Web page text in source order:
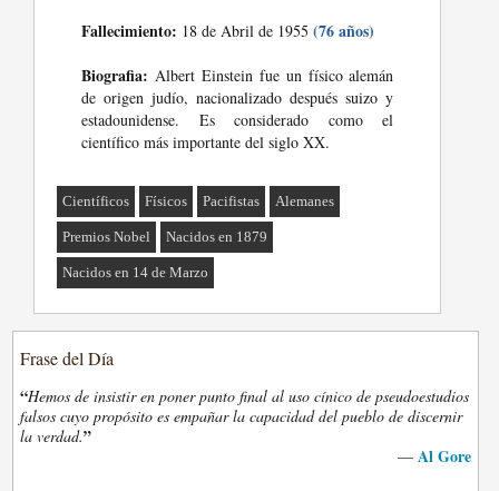
Fallecimiento: 18 de Abril de 1955(76 años)
Biografia: Albert Einstein fue un físico alemán
de origen judío, nacionalizado después suizo y
estadounidense. Es considerado como el
científico más importante del siglo XX.
Científicos Físicos Pacifistas Alemanes
Premios Nobel Nacidos en 1879
Nacidos en 14 de Marzo
Frase del Día
“Hemos de insistir en poner punto final al uso cínico de pseudoestudios
falsos cuyo propósito es empañar la capacidad del pueblo de discernir
la verdad.”
— Al Gore